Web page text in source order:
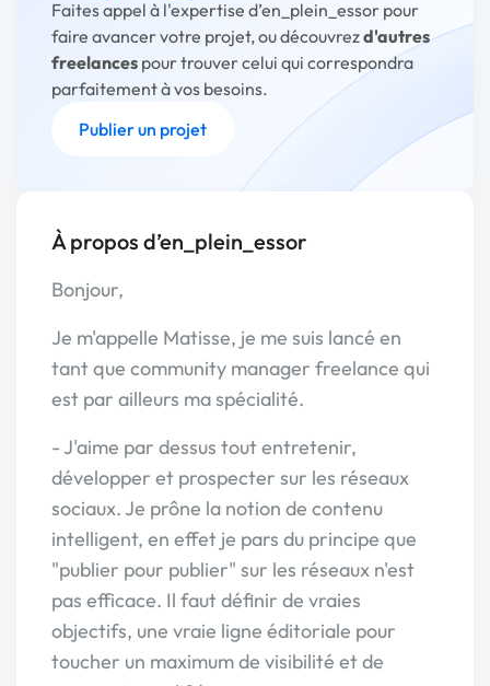
Faites appel à l'expertise d’en_plein_essor pour
faire avancer votre projet, ou découvrezd'autres
freelances pour trouver celui qui correspondra
parfaitement à vos besoins.
Publier un projet
À propos d’en_plein_essor
Bonjour,
Je m'appelle Matisse, je me suis lancé en
tant que community manager freelance qui
est par ailleurs ma spécialité.
- J'aime par dessus tout entretenir,
développer et prospecter sur les réseaux
sociaux. Je prône la notion de contenu
intelligent, en effet je pars du principe que
"publier pour publier" sur les réseaux n'est
pas efficace. Il faut définir de vraies
objectifs, une vraie ligne éditoriale pour
toucher un maximum de visibilité et de